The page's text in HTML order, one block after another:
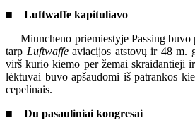
■ Luftwaffe kapituliavo
Miuncheno priemiestyje Passing buvo
tarp Luftwaffeaviacijos atstovų ir 48 m.
virš kurio kiemo per žemai skraidantieji
lėktuvai buvo apšaudomi iš patrankos
cepelinais.
■ Du pasauliniai kongresai